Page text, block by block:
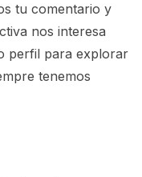
tu comentario y
nos interesa
perfil para explorar
tenemos